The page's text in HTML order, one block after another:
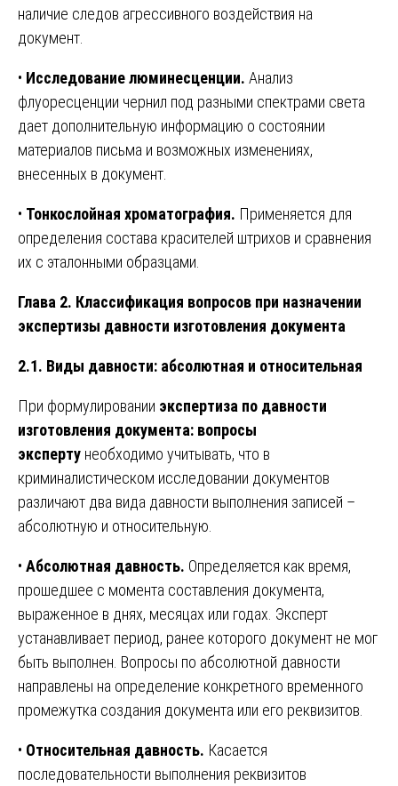
наличие следов агрессивного воздействия на
документ.
• Исследование люминесценции. Анализ
флуоресценции чернил под разными спектрами света
дает дополнительную информацию о состоянии
материалов письма и возможных изменениях,
внесенных в документ.
• Тонкослойная хроматография. Применяется для
определения состава красителей штрихов и сравнения
их с эталонными образцами.
Глава 2. Классификация вопросов при назначении
экспертизы давности изготовления документа
2.1. Виды давности: абсолютная и относительная
При формулировании экспертиза по давности
изготовления документа: вопросы
эксперту необходимо учитывать, что в
криминалистическом исследовании документов
различают два вида давности выполнения записей –
абсолютную и относительную.
• Абсолютная давность. Определяется как время,
прошедшее с момента составления документа,
выраженное в днях, месяцах или годах. Эксперт
устанавливает период, ранее которого документ не мог
быть выполнен. Вопросы по абсолютной давности
направлены на определение конкретного временного
промежутка создания документа или его реквизитов.
• Относительная давность. Касается
последовательности выполнения реквизитов